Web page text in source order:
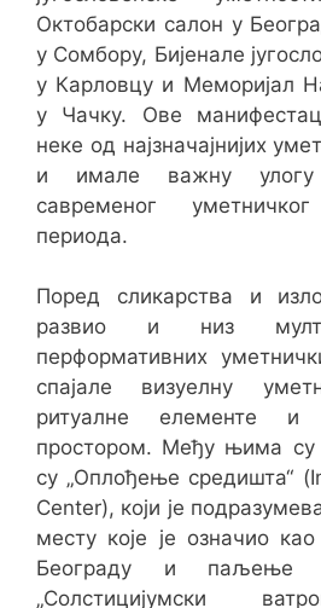
Октобарски салон у
у Сомбору, Бијенале
у Карловцу и Меморијал
у Чачку. Ове
неке од најзначајнијих
и имале важну
савременог
периода.
Поред сликарства и
развио и низ
перформативних
спајале визуелну
ритуалне елементе и
простором. Међу њима су
су „Оплођење средишта“
Center), који је
месту које је означио
Београду и паљење
„Солстицијумски